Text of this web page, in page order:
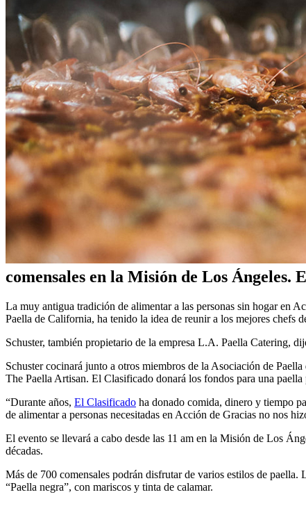
comensales en la Misión de Los
La muy antigua tradición de alimentar a las personas sin hogar en
Paella de California, ha tenido la idea de reunir a los mejores chefs
Schuster, también propietario de la empresa L.A. Paella Catering,
Schuster cocinará junto a otros miembros de la Asociación de
The Paella Artisan. El Clasificado donará los fondos para una
“Durante años, El Clasificado ha donado comida, dinero y tiempo
de alimentar a personas necesitadas en Acción de Gracias no nos
El evento se llevará a cabo desde las 11 am en la Misión de Los
décadas.
Más de 700 comensales podrán disfrutar de varios estilos de
“Paella negra”, con mariscos y tinta de calamar.